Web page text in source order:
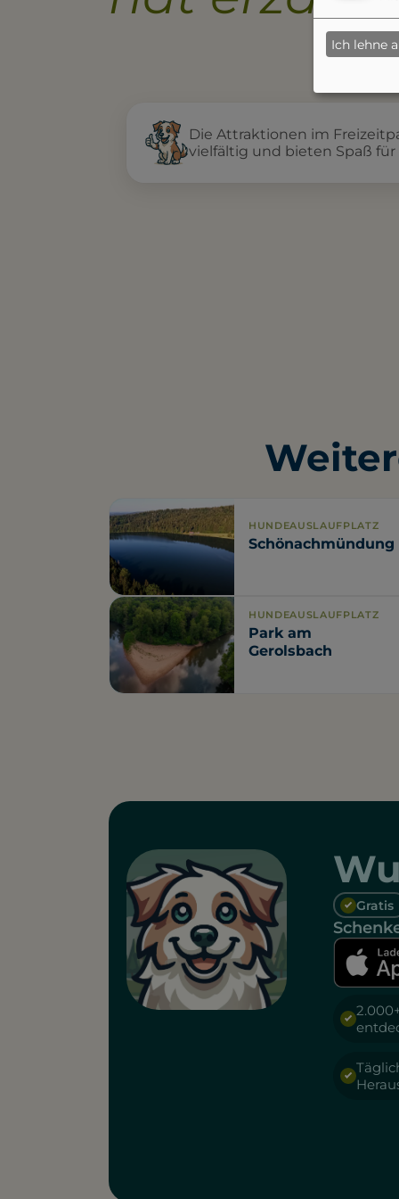
Die Attraktionen im
vielfältig und bieten Spaß für
HUNDEAUSLAUFPLATZ
Schönachmündung
HUNDEAUSLAUFPLATZ
Park am
Gerolsbach
Gratis
Ich lehne